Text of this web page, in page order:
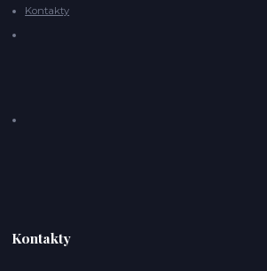
Kontakty
Kontakty